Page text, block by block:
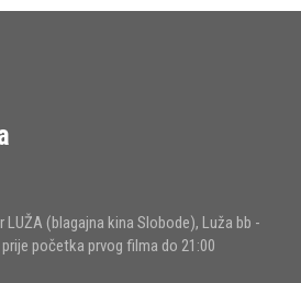
(blagajna kina Slobode), Luža bb -
početka prvog filma do 21:00